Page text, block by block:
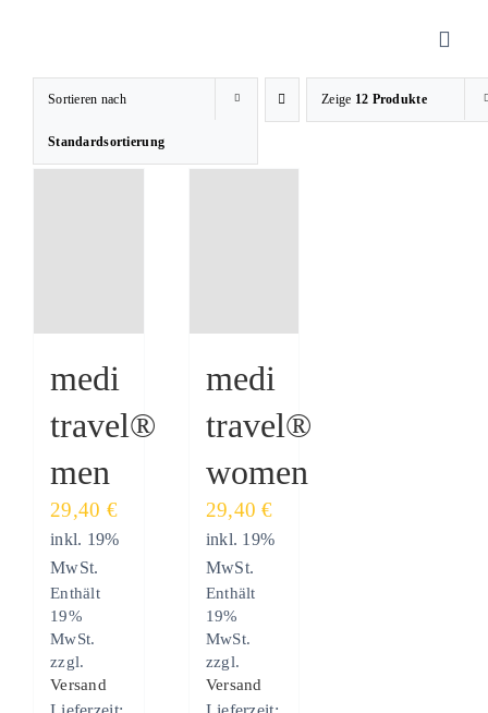
Produkte
Über uns
Sortieren nach
Standardsortierung
Zeige 12 Produkte
medi
travel®
men
29,40 €
inkl. 19%
MwSt.
Enthält
19%
MwSt.
zzgl.
Versand
medi
travel®
women
29,40€
inkl. 19%
MwSt.
Enthält
19%
MwSt.
zzgl.
Versand